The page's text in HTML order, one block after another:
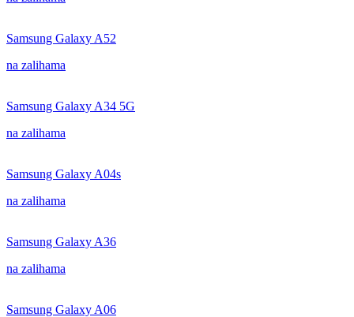
Samsung Galaxy A52
na zalihama
Samsung Galaxy A34 5G
na zalihama
Samsung Galaxy A04s
na zalihama
Samsung Galaxy A36
na zalihama
Samsung Galaxy A06